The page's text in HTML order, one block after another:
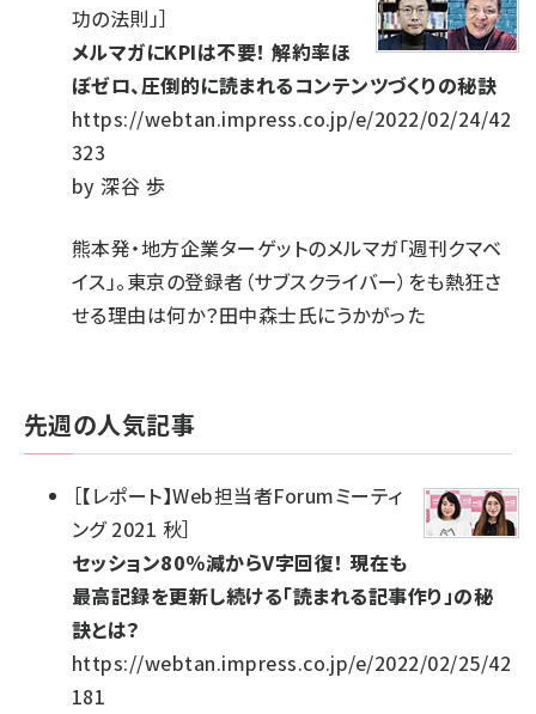
功の法則」］
メルマガにKPIは不要！ 解約率ほ
ぼゼロ、圧倒的に読まれるコンテンツづくりの秘訣
https://webtan.impress.co.jp/e/2022/02/24/42
323
by深谷 歩
熊本発・地方企業ターゲットのメルマガ「週刊クマベ
イス」。東京の登録者（サブスクライバー）をも熱狂さ
せる理由は何か？田中森士氏にうかがった
先週の人気記事
［【レポート】Web担当者Forumミーティ
ング 2021 秋］
セッション80％減からV字回復！ 現在も
最高記録を更新し続ける「読まれる記事作り」の秘
訣とは？
https://webtan.impress.co.jp/e/2022/02/25/42
181